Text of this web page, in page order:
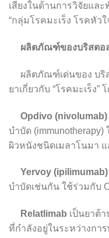
เสียงในด้านการวิจัยแล
“กลุ่มโรคมะเร็ง โรคหัว
ผลิตภัณฑ์ของบริสตอ
ผลิตภัณฑ์เด่นของ บริส
ยาเกี่ยวกับ “โรคมะเร็ง”
Opdivo (nivolumab)
บำบัด (immunotherapy)
ผิวหนังชนิดเมลาโนมา
Yervoy (ipilimumab)
บำบัดเช่นกัน ใช้ร่วมกับ
Relatlimab เป็นยาต้
ที่กำลังอยู่ในระหว่างกา